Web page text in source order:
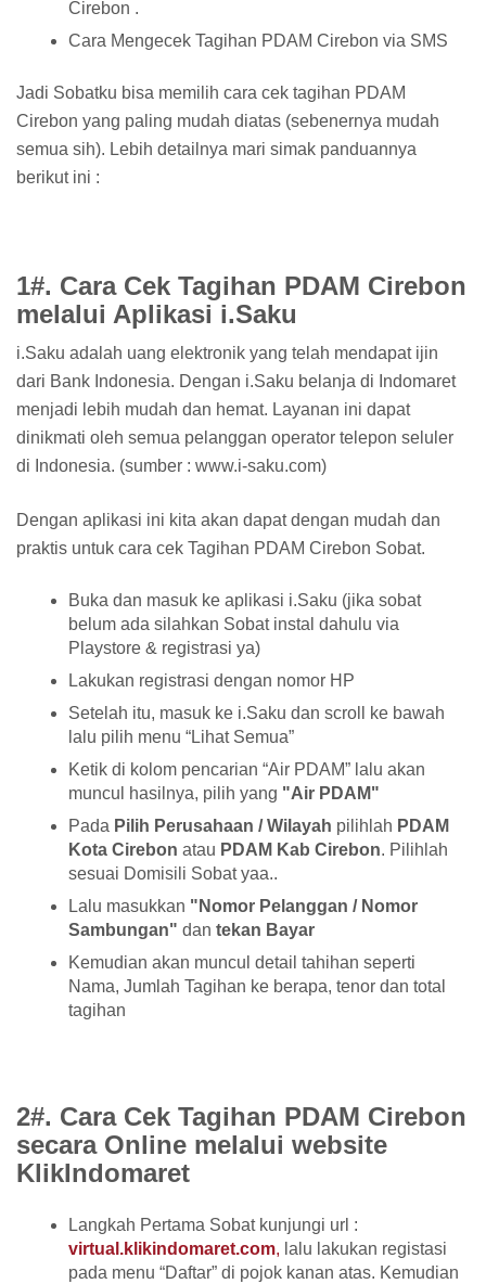
Cirebon .
Cara Mengecek Tagihan PDAM Cirebon via SMS
Jadi Sobatku bisa memilih cara cek tagihan PDAM
Cirebon yang paling mudah diatas (sebenernya mudah
semua sih). Lebih detailnya mari simak panduannya
berikut ini :
1#. Cara Cek Tagihan PDAM Cirebon
melalui Aplikasi i.Saku
i.Saku adalah uang elektronik yang telah mendapat ijin
dari Bank Indonesia. Dengan i.Saku belanja di Indomaret
menjadi lebih mudah dan hemat. Layanan ini dapat
dinikmati oleh semua pelanggan operator telepon seluler
di Indonesia. (sumber : www.i-saku.com)
Dengan aplikasi ini kita akan dapat dengan mudah dan
praktis untuk cara cek Tagihan PDAM Cirebon Sobat.
Buka dan masuk ke aplikasi i.Saku (jika sobat
belum ada silahkan Sobat instal dahulu via
Playstore & registrasi ya)
Lakukan registrasi dengan nomor HP
Setelah itu, masuk ke i.Saku dan scroll ke bawah
lalu pilih menu “Lihat Semua”
Ketik di kolom pencarian “Air PDAM” lalu akan
muncul hasilnya, pilih yang "Air PDAM"
Pada Pilih Perusahaan / Wilayah pilihlah PDAM
Kota Cirebon atau PDAM Kab Cirebon. Pilihlah
sesuai Domisili Sobat yaa..
Lalu masukkan "Nomor Pelanggan / Nomor
Sambungan" dan tekan Bayar
Kemudian akan muncul detail tahihan seperti
Nama, Jumlah Tagihan ke berapa, tenor dan total
tagihan
2#. Cara Cek Tagihan PDAM Cirebon
secara Online melalui website
KlikIndomaret
Langkah Pertama Sobat kunjungi url :
virtual.klikindomaret.com, lalu lakukan registasi
pada menu “Daftar” di pojok kanan atas. Kemudian